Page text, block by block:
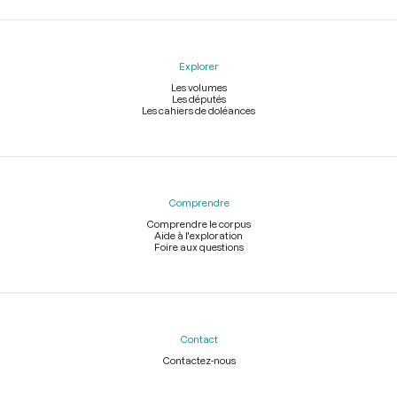
Explorer
Les volumes
Les députés
Les cahiers de doléances
Comprendre
Comprendre le corpus
Aide à l'exploration
Foire aux questions
Contact
Contactez-nous